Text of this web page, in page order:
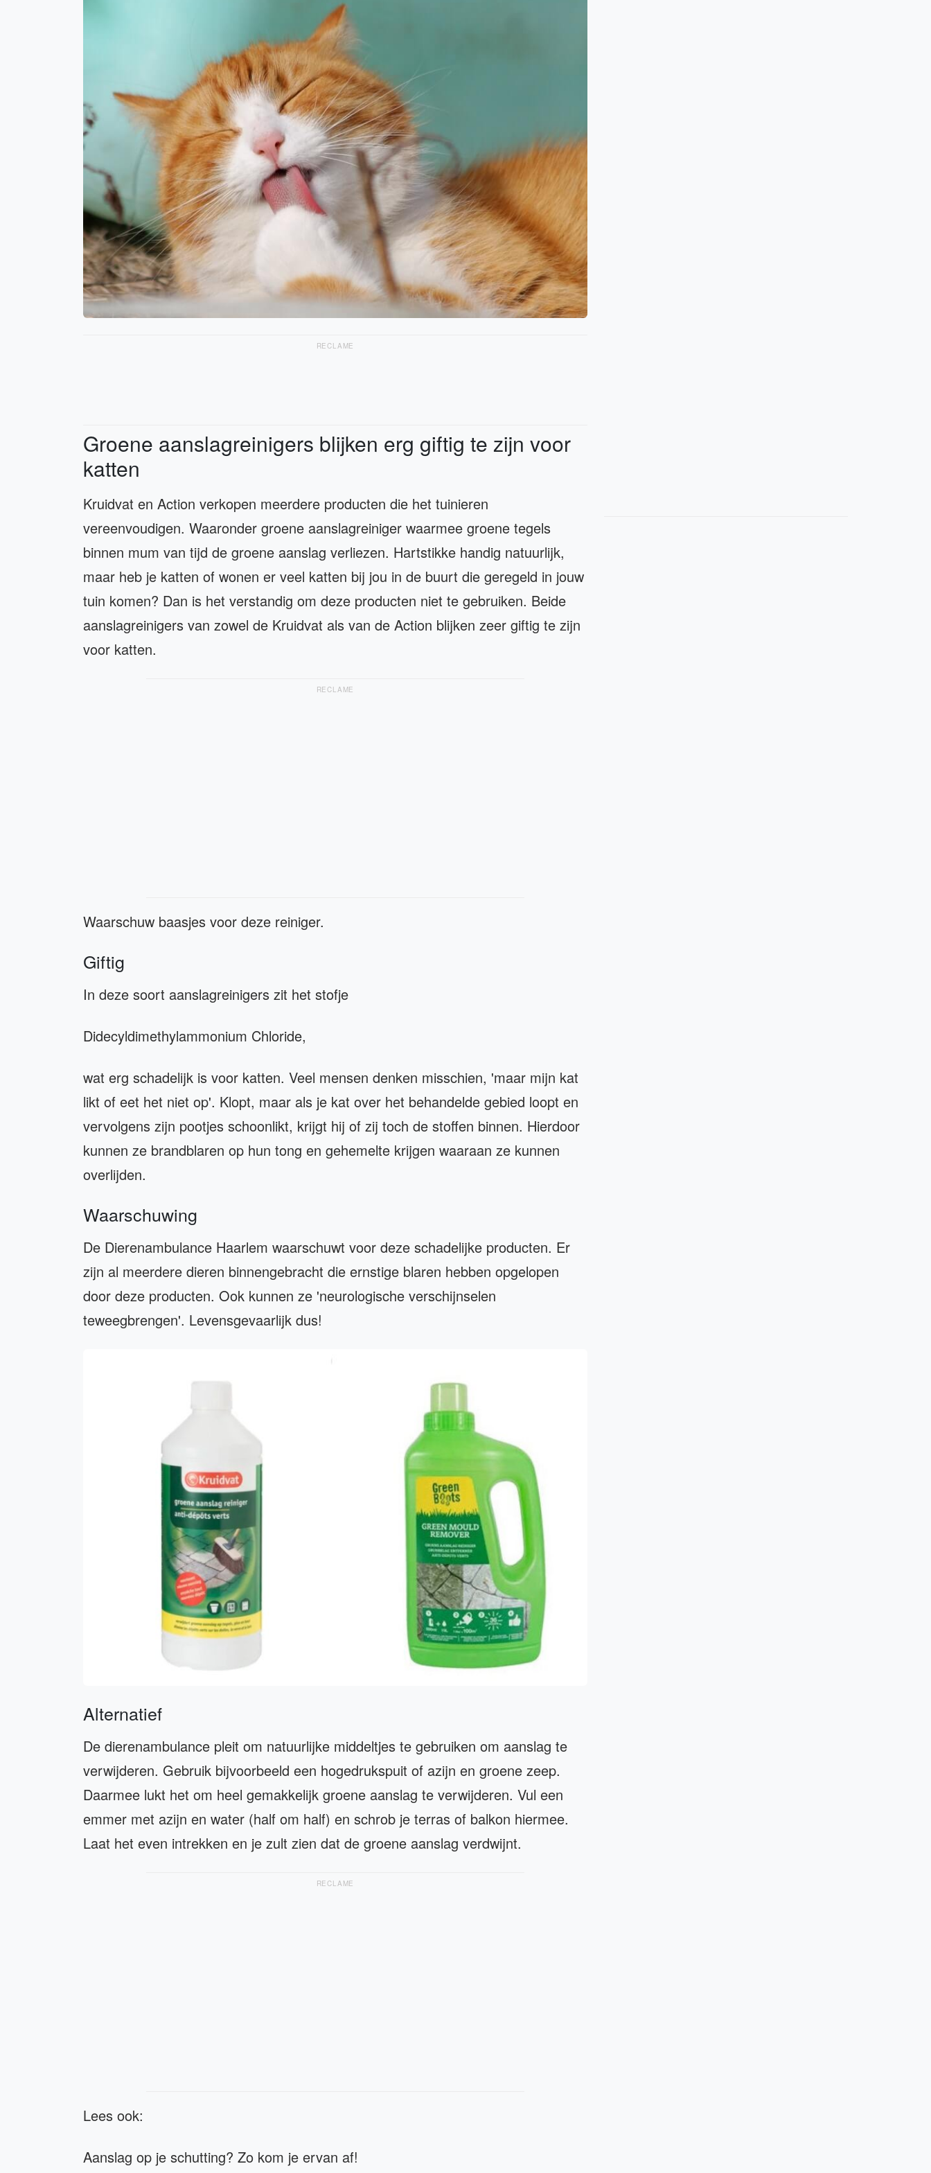
RECLAME
Groene aanslagreinigers blijken erg giftig te zijn voor
katten
Kruidvat en Action verkopen meerdere producten die het tuinieren
vereenvoudigen. Waaronder groene aanslagreiniger waarmee groene tegels
binnen mum van tijd de groene aanslag verliezen. Hartstikke handig natuurlijk,
maar heb je katten of wonen er veel katten bij jou in de buurt die geregeld in jouw
tuin komen? Dan is het verstandig om deze producten niet te gebruiken. Beide
aanslagreinigers van zowel de Kruidvat als van de Action blijken zeer giftig te zijn
voor katten.
RECLAME
Waarschuw baasjes voor deze reiniger.
Giftig
In deze soort aanslagreinigers zit het stofje
Didecyldimethylammonium Chloride,
wat erg schadelijk is voor katten. Veel mensen denken misschien, 'maar mijn kat
likt of eet het niet op'. Klopt, maar als je kat over het behandelde gebied loopt en
vervolgens zijn pootjes schoonlikt, krijgt hij of zij toch de stoffen binnen. Hierdoor
kunnen ze brandblaren op hun tong en gehemelte krijgen waaraan ze kunnen
overlijden.
Waarschuwing
De Dierenambulance Haarlem waarschuwt voor deze schadelijke producten. Er
zijn al meerdere dieren binnengebracht die ernstige blaren hebben opgelopen
door deze producten. Ook kunnen ze 'neurologische verschijnselen
teweegbrengen'. Levensgevaarlijk dus!
Alternatief
De dierenambulance pleit om natuurlijke middeltjes te gebruiken om aanslag te
verwijderen. Gebruik bijvoorbeeld een hogedrukspuit of azijn en groene zeep.
Daarmee lukt het om heel gemakkelijk groene aanslag te verwijderen. Vul een
emmer met azijn en water (half om half) en schrob je terras of balkon hiermee.
Laat het even intrekken en je zult zien dat de groene aanslag verdwijnt.
RECLAME
Lees ook:
Aanslag op je schutting? Zo kom je ervan af!